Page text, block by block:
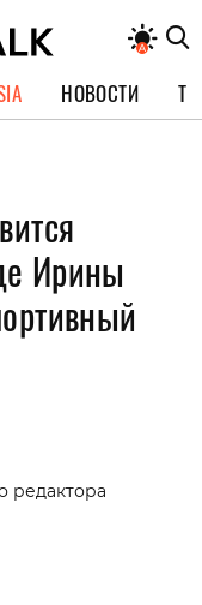
НОВОСТИ
Ирины
редактора